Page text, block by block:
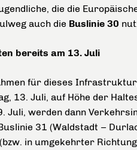
die die
auch die Buslinie 30
bereits am 13. Juli
für dieses
13. Juli, auf Höhe der
Juli, werden dann
31 (Waldstadt –
in umgekehrter